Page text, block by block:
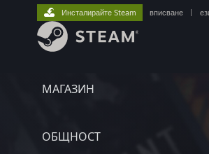
МАГАЗИН
ОБЩНОСТ
Инсталирайте Steam вписване